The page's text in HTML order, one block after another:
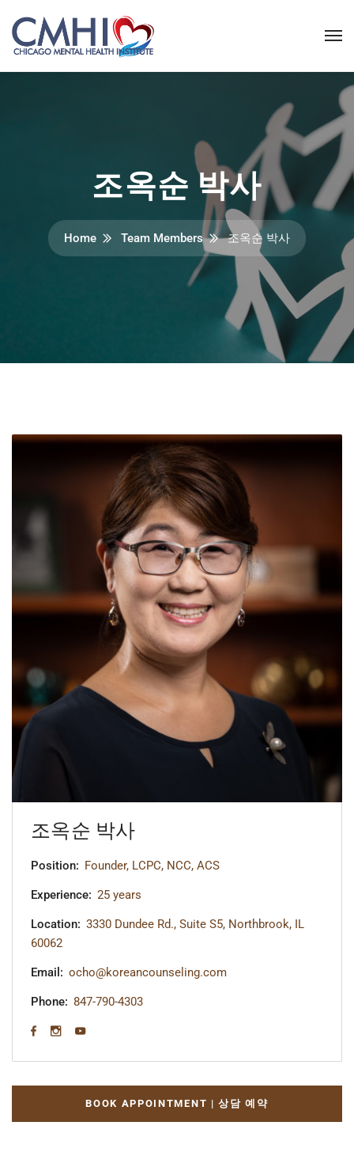
조옥순 박사
Home Team Members 조옥순 박사
조옥순 박사
Position: Founder, LCPC, NCC, ACS
Experience: 25 years
Location: 3330 Dundee Rd., Suite S5, Northbrook, IL
60062
Email: ocho@koreancounseling.com
Phone: 847-790-4303
BOOK APPOINTMENT | 상담 예약